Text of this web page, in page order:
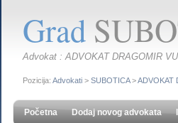
Grad
Advokat : ADVOKAT DRAGOMIR
Pozicija: Advokati > SUBOTICA>ADVOKAT
Početna Dodaj novog advokata